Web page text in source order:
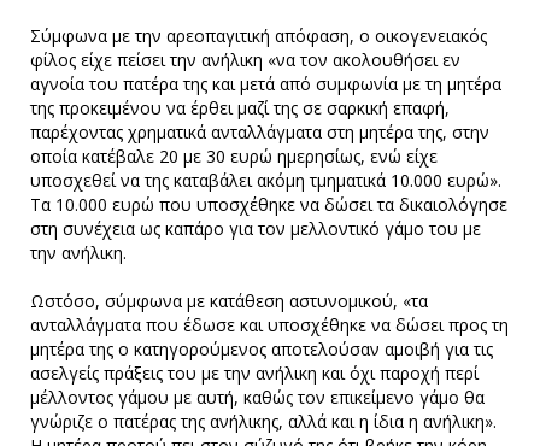
Σύμφωνα με την αρεοπαγιτική απόφαση, ο οικογενειακός
φίλος είχε πείσει την ανήλικη «να τον ακολουθήσει εν
αγνοία του πατέρα της και μετά από συμφωνία με τη μητέρα
της προκειμένου να έρθει μαζί της σε σαρκική επαφή,
παρέχοντας χρηματικά ανταλλάγματα στη μητέρα της, στην
οποία κατέβαλε 20 με 30 ευρώ ημερησίως, ενώ είχε
υποσχεθεί να της καταβάλει ακόμη τμηματικά 10.000 ευρώ».
Τα 10.000 ευρώ που υποσχέθηκε να δώσει τα δικαιολόγησε
στη συνέχεια ως καπάρο για τον μελλοντικό γάμο του με
την ανήλικη.
Ωστόσο, σύμφωνα με κατάθεση αστυνομικού, «τα
ανταλλάγματα που έδωσε και υποσχέθηκε να δώσει προς τη
μητέρα της ο κατηγορούμενος αποτελούσαν αμοιβή για τις
ασελγείς πράξεις του με την ανήλικη και όχι παροχή περί
μέλλοντος γάμου με αυτή, καθώς τον επικείμενο γάμο θα
γνώριζε ο πατέρας της ανήλικης, αλλά και η ίδια η ανήλικη».